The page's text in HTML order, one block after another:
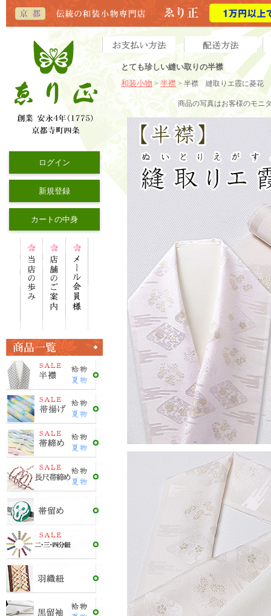
ログイン
新規登録
カートの中身
とても珍しい縫い取りの半襟
和装小物 > 半襟 > 半襟 縫取りエ霞に菱花
商品の写真はお客様のモニ